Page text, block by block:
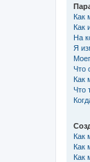
Как
Как
На
Я
Что
Как
Что
Как
Как
Как